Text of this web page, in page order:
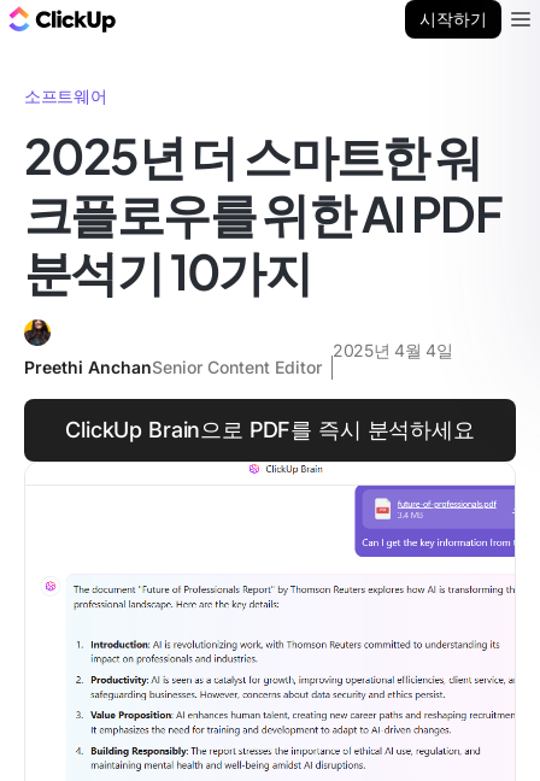
시작하기
소프트웨어
2025년 더 스마트한 워
크플로우를 위한 AI PDF
분석기 10가지
Preethi AnchanSenior Content Editor
2025년 4월 4일
ClickUp Brain으로 PDF를 즉시 분석하세요